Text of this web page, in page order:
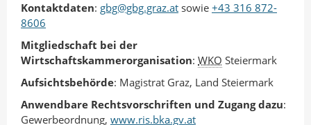
Kontaktdaten: gbg@gbg.graz.at sowie +43 316 872-
8606
Mitgliedschaft bei der
Wirtschaftskammerorganisation: WKO Steiermark
Aufsichtsbehörde: Magistrat Graz, Land Steiermark
Anwendbare Rechtsvorschriften und Zugang dazu:
Gewerbeordnung, www.ris.bka.gv.at